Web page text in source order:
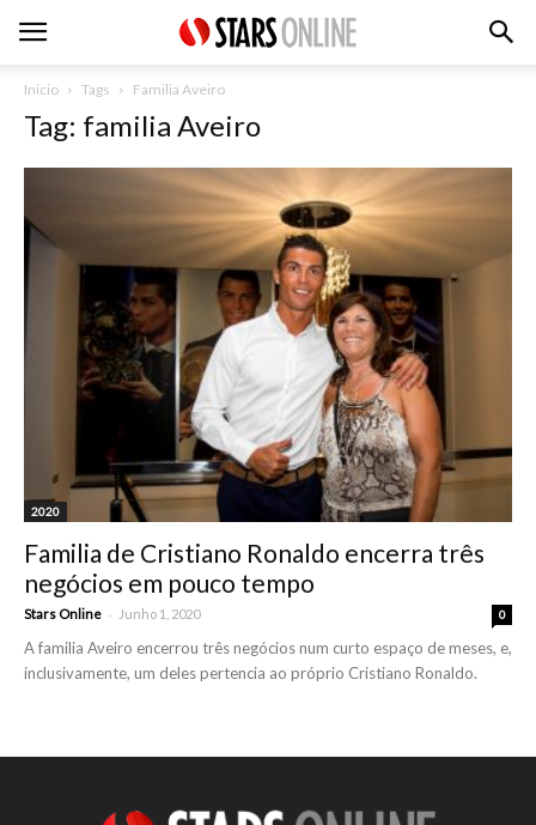
Inicio Tags Familia Aveiro
Tag: familia Aveiro
2020
Familia de Cristiano Ronaldo encerra três
negócios em pouco tempo
Stars Online - Junho 1, 2020 0
A familia Aveiro encerrou três negócios num curto espaço de meses, e,
inclusivamente, um deles pertencia ao próprio Cristiano Ronaldo.